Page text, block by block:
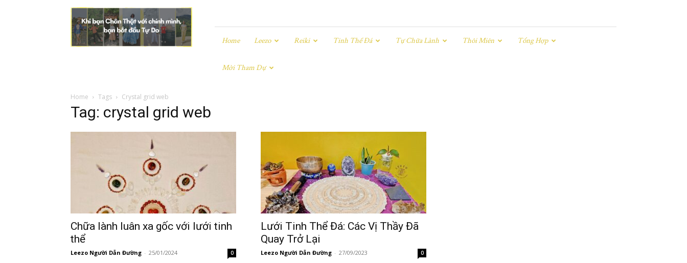
Leezo
|
Chân
Thật
Home Leezo Reiki Tinh Thể Đá Tự Chữa Lành Thôi Miên Tổng Hợp
Mời Tham Dự
Home Tags Crystal grid web
Tag: crystal grid web
Chữa lành luân xa gốc với lưới tinh
thể
Leezo Người Dẫn Đường - 25/01/2024 0
Lưới Tinh Thể Đá: Các Vị Thầy Đã
Quay Trở Lại
Leezo Người Dẫn Đường - 27/09/2023 0